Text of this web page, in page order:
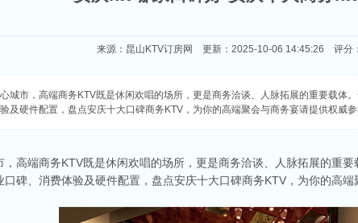
来源： 昆山KTV订房网 更新：2025-10-06 14:45:26 评分：
城市，高端商务KTV既是休闲欢唱的场所，更是商务洽谈、人脉拓展的重要载体
及硬件配置，盘点安庆十大口碑商务KTV，为你的高端聚会与商务宴请提供权威参
高端商务KTV既是休闲欢唱的场所，更是商务洽谈、人脉拓展的重
碑、消费体验及硬件配置，盘点安庆十大口碑商务KTV，为你的高